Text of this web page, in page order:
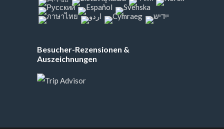
Besucher-Rezensionen &
Auszeichnungen